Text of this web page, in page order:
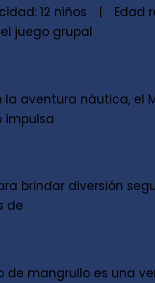
12 niños | Edad
juego grupal
la aventura náutica,
impulsa
brindar diversión
de
de mangrullo es una